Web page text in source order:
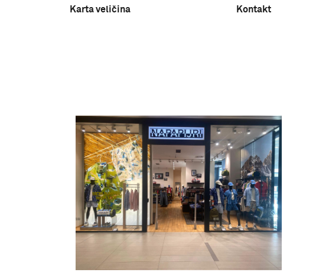
Karta veličina Kontakt